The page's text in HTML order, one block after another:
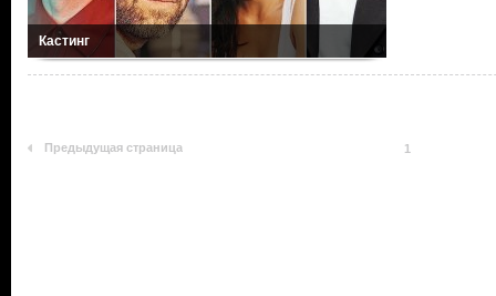
Кастинг
Предыдущая страница 1